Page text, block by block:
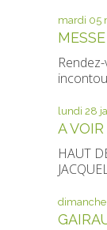
mardi 05
lundi 28
A
HAUT